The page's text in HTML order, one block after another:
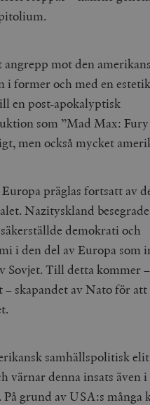
mot den
i former och med en
en post-apokalyptisk
som ”Mad Max: Fury
men också mycket
präglas fortsatt av
Nazityskland
demokrati och
i den del av Europa som
Sovjet. Till detta kommer
skapandet av Nato för att
samhällspolitisk
värnar denna insats även i
grund av USA:s många